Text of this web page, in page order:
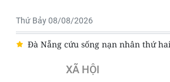
Thứ Bảy 08/08/2026
vụ 4 người bị sóng cuốn tại Mũi Nghê
XÃ HỘI